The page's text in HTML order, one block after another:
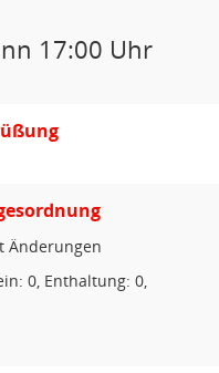
17:00 Uhr
Änderungen
0, Enthaltung: 0,